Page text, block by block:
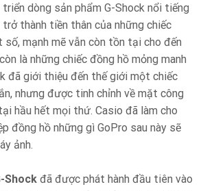
dòng sản phẩm G-Shock nổi tiếng
trở thành tiền thân của những chiếc
mạnh mẽ vẫn còn tồn tại cho đến
là những chiếc đồng hồ mỏng manh
đã giới thiệu đến thế giới một chiếc
nhưng được tinh chỉnh về mặt công
hầu hết mọi thứ. Casio đã làm cho
đồng hồ những gì GoPro sau này sẽ
ảnh.
Shockđã được phát hành đầu tiên vào